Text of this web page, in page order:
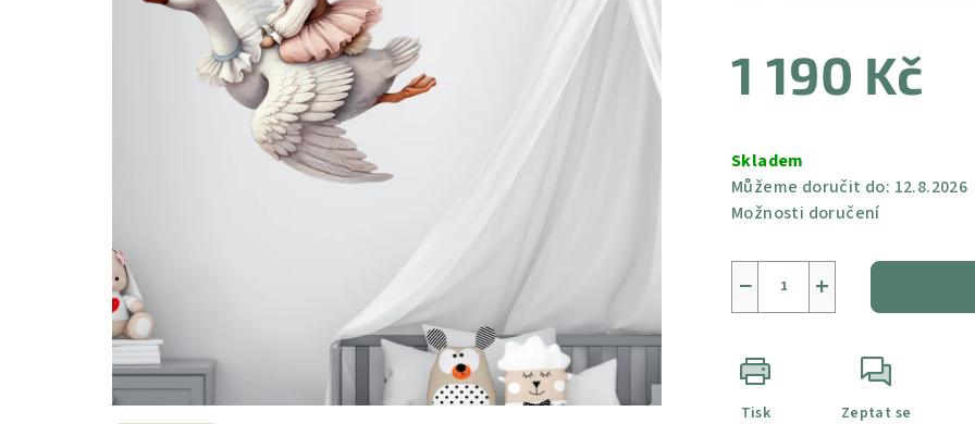
je
5,0
hvězdiček.
1 190 Kč
cena:
Skladem
Můžeme doručit do: 12.8.2026
Možnosti doručení
+
−
Tisk Zeptat se